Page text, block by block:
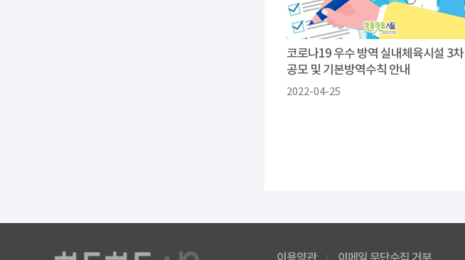
코로나19 우수 방역 실내체육시설 3차
공모 및 기본방역수칙 안내
2022-04-25